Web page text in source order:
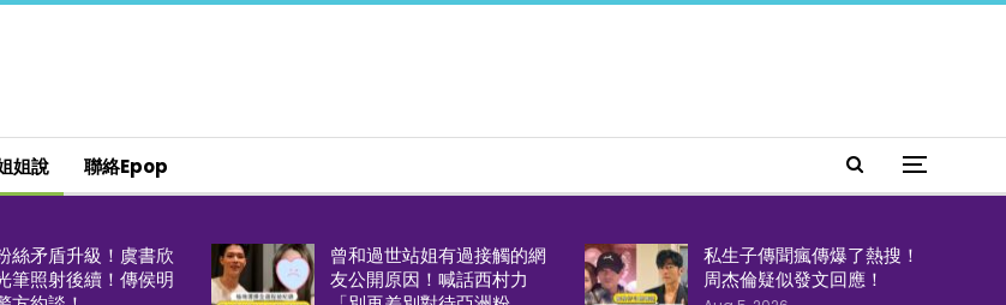
姐說 聯絡epop
絲矛盾升級！虞書欣
筆照射後續！傳侯明
曾和過世站姐有過接觸的網
友公開原因！喊話西村力
私生子傳聞瘋傳爆了熱搜！
周杰倫疑似發文回應！